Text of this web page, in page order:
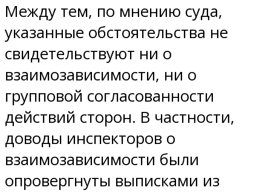
Между тем, по мнению суда,
указанные обстоятельства не
свидетельствуют ни о
взаимозависимости, ни о
групповой согласованности
действий сторон. В частности,
доводы инспекторов о
взаимозависимости были
опровергнуты выписками из